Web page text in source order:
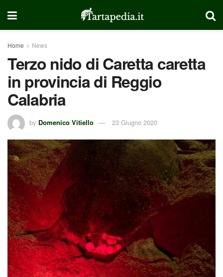
Home News
Terzo nido di Caretta caretta
in provincia di Reggio
Calabria
by Domenico Vitiello 23 Giugno 2020